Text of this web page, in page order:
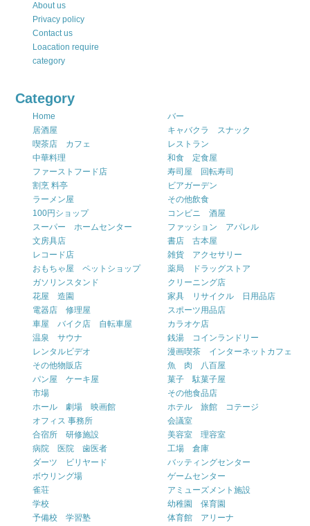
About us
Privacy policy
Contact us
Loacation require
category
Category
Home
バー
居酒屋
キャバクラ スナック
喫茶店 カフェ
レストラン
中華料理
和食 定食屋
ファーストフード店
寿司屋 回転寿司
割烹 料亭
ビアガーデン
ラーメン屋
その他飲食
100円ショップ
コンビニ 酒屋
スーパー ホームセンター
ファッション アパレル
文房具店
書店 古本屋
レコード店
雑貨 アクセサリー
おもちゃ屋 ペットショップ
薬局 ドラッグストア
ガソリンスタンド
クリーニング店
花屋 造園
家具 リサイクル 日用品店
電器店 修理屋
スポーツ用品店
車屋 バイク店 自転車屋
カラオケ店
温泉 サウナ
銭湯 コインランドリー
レンタルビデオ
漫画喫茶 インターネットカフェ
その他物販店
魚 肉 八百屋
パン屋 ケーキ屋
菓子 駄菓子屋
市場
その他食品店
ホール 劇場 映画館
ホテル 旅館 コテージ
オフィス 事務所
会議室
合宿所 研修施設
美容室 理容室
病院 医院 歯医者
工場 倉庫
ダーツ ビリヤード
バッティングセンター
ボウリング場
ゲームセンター
雀荘
アミューズメント施設
学校
幼稚園 保育園
予備校 学習塾
体育館 アリーナ